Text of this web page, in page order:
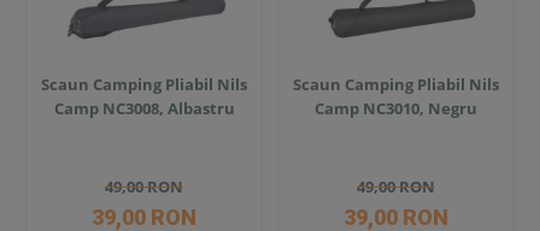
Scaun Camping Pliabil Nils
Camp NC3008, Albastru
49,00 RON
39,00 RON
Scaun Camping Pliabil Nils
Camp NC3010, Negru
49,00 RON
39,00 RON